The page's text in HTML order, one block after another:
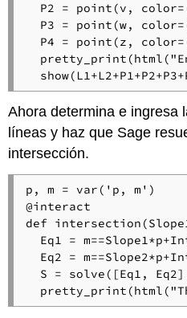
P2 = point(v,
P3 = point(w,
P4 = point(z,
Ahora determina e ingresa
líneas y haz que Sage
intersección.
p, m = var('p, m')
@interact
def
Eq1 =
Eq2 =
S = solve([Eq1,